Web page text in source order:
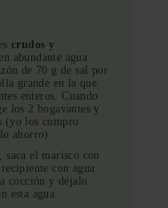
crudos y
abundante agua
de 70 g de sal por
grande en la que
enteros. Cuando
los 2 bogavantes y
(yo los compro
ahorro).
saca el marisco con
con agua
cocción y déjalo
esta agua.